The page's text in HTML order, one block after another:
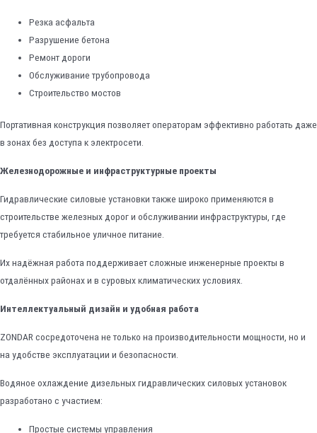
Резка асфальта
Разрушение бетона
Ремонт дороги
Обслуживание трубопровода
Строительство мостов
Портативная конструкция позволяет операторам эффективно работать даже
в зонах без доступа к электросети.
Железнодорожные и инфраструктурные проекты
Гидравлические силовые установки также широко применяются в
строительстве железных дорог и обслуживании инфраструктуры, где
требуется стабильное уличное питание.
Их надёжная работа поддерживает сложные инженерные проекты в
отдалённых районах и в суровых климатических условиях.
Интеллектуальный дизайн и удобная работа
ZONDAR сосредоточена не только на производительности мощности, но и
на удобстве эксплуатации и безопасности.
Водяное охлаждение дизельных гидравлических силовых установок
разработано с участием:
Простые системы управления